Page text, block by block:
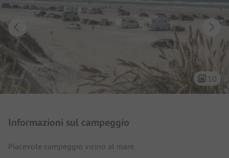
10
Informazioni sul campeggio
Piacevole campeggio vicino al mare.